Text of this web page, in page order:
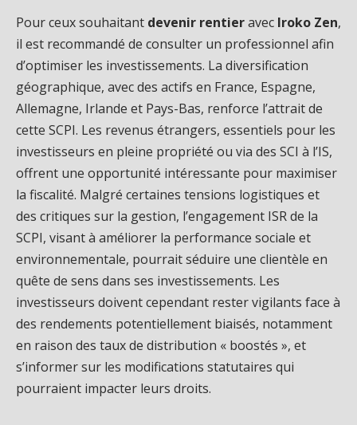
Pour ceux souhaitant devenir rentieravec Iroko Zen,
il est recommandé de consulter un professionnel afin
d’optimiser les investissements. La diversification
géographique, avec des actifs en France, Espagne,
Allemagne, Irlande et Pays-Bas, renforce l’attrait de
cette SCPI. Les revenus étrangers, essentiels pour les
investisseurs en pleine propriété ou via des SCI à l’IS,
offrent une opportunité intéressante pour maximiser
la fiscalité. Malgré certaines tensions logistiques et
des critiques sur la gestion, l’engagement ISR de la
SCPI, visant à améliorer la performance sociale et
environnementale, pourrait séduire une clientèle en
quête de sens dans ses investissements. Les
investisseurs doivent cependant rester vigilants face à
des rendements potentiellement biaisés, notamment
en raison des taux de distribution « boostés », et
s’informer sur les modifications statutaires qui
pourraient impacter leurs droits.